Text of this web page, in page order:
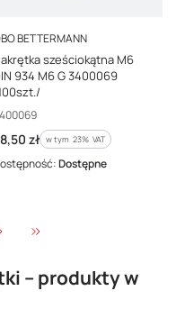
BETTERMANN
sześciokątna M6
934 M6 G 3400069
producenta
brutto
zł w tym %s VAT
w tym 23% VAT
Dostępne
Przejdź do ostatniej
– produkty w